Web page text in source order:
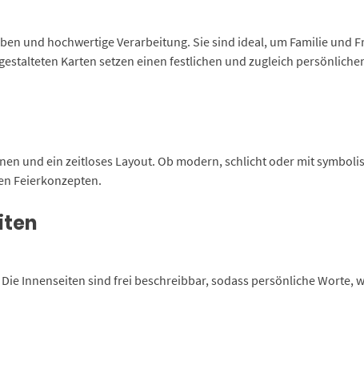
und hochwertige Verarbeitung. Sie sind ideal, um Familie und
Karten setzen einen festlichen und zugleich
und ein zeitloses Layout. Ob modern, schlicht oder mit
Feierkonzepten.
Innenseiten sind frei beschreibbar, sodass persönliche Worte,